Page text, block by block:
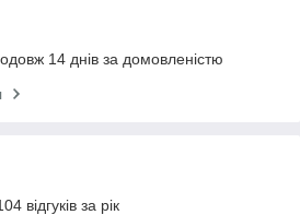
14 днів за домовленістю
відгуків за рік